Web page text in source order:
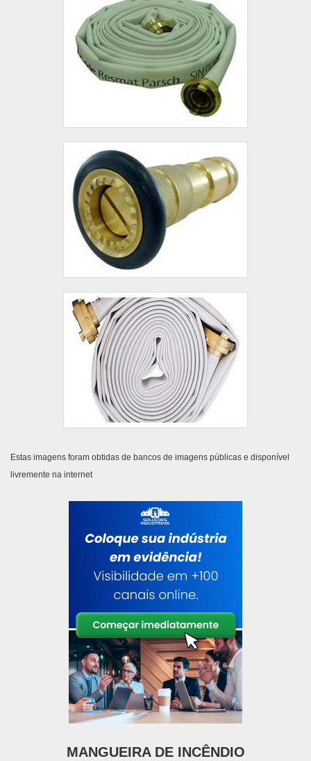
Estas imagens foram obtidas de bancos de imagens públicas e disponível
livremente na internet
MANGUEIRA DE INCÊNDIO